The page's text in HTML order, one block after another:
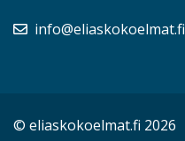
info@eliaskokoelmat.fi
© eliaskokoelmat.fi 2026